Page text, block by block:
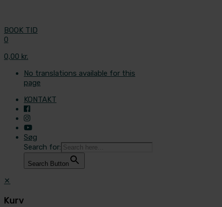
BOOK TID
0
0,00 kr.
No translations available for this
page
KONTAKT
Søg
Search for:
Search Button
✕
Kurv